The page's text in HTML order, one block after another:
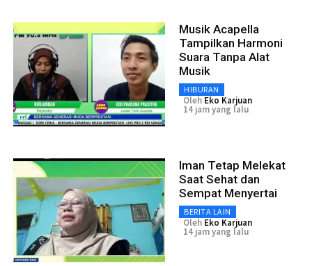
Musik Acapella
Tampilkan Harmoni
Suara Tanpa Alat
Musik
HIBURAN
Oleh Eko Karjuan
14 jam yang lalu
Iman Tetap Melekat
Saat Sehat dan
Sempat Menyertai
BERITA LAIN
Oleh Eko Karjuan
14 jam yang lalu